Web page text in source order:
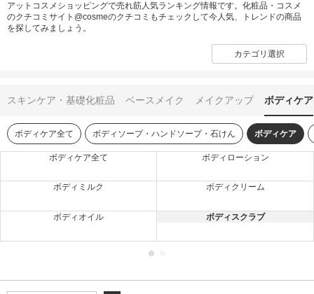
アットコスメショッピングで売れ筋人気ランキング情報です。化粧品・コスメ
のクチコミサイト@cosmeのクチコミもチェックして今人気、トレンドの商品
を探してみましょう。
カテゴリ選択
スキンケア・基礎化粧品 ベースメイク メイクアップ ボディケア
ボディケア全て ボディソープ・ハンドソープ・石けん ボディケア
ボディケア全て ボディローション
ボディミルク ボディクリーム
ボディオイル ボディスクラブ